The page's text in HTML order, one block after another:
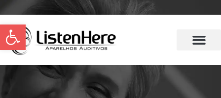
Abrir a barra de ferramentas